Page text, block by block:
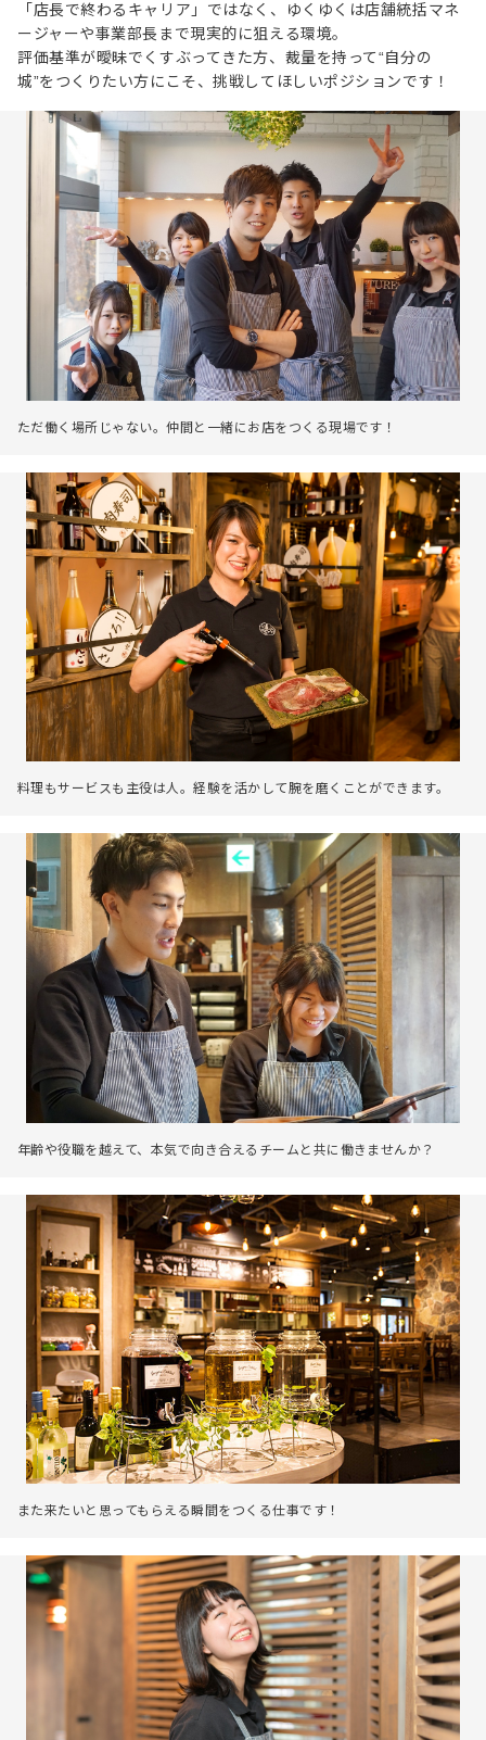
「店長で終わるキャリア」ではなく、ゆくゆくは店舗統括マネ
ージャーや事業部長まで現実的に狙える環境。
評価基準が曖昧でくすぶってきた方、裁量を持って“自分の
城”をつくりたい方にこそ、挑戦してほしいポジションです！
ただ働く場所じゃない。仲間と一緒にお店をつくる現場です！
料理もサービスも主役は人。経験を活かして腕を磨くことができます。
年齢や役職を越えて、本気で向き合えるチームと共に働きませんか？
また来たいと思ってもらえる瞬間をつくる仕事です！